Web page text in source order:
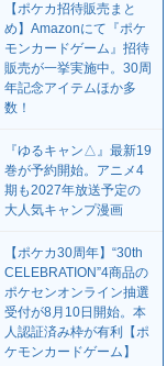
【ポケカ招待販売まと
め】Amazonにて『ポケ
モンカードゲーム』招待
販売が一挙実施中。30周
年記念アイテムほか多
数！
『ゆるキャン△』最新19
巻が予約開始。アニメ4
期も2027年放送予定の
大人気キャンプ漫画
【ポケカ30周年】“30th
CELEBRATION”4商品の
ポケセンオンライン抽選
受付が8月10日開始。本
人認証済み枠が有利【ポ
ケモンカードゲーム】